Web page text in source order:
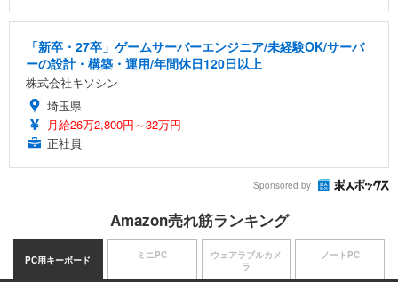
「新卒・27卒」ゲームサーバーエンジニア/未経験OK/サーバ
ーの設計・構築・運用/年間休日120日以上
株式会社キソシン
埼玉県
月給26万2,800円～32万円
正社員
Sponsored by
Amazon売れ筋ランキング
PC用キーボード ミニPC
ウェアラブルカメ
ラ
ノートPC